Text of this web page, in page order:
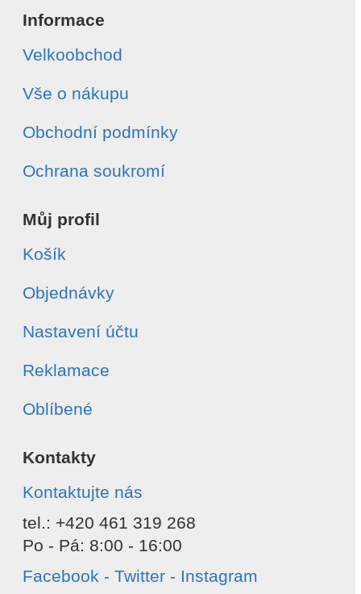
Informace
Velkoobchod
Vše o nákupu
Obchodní podmínky
Ochrana soukromí
Můj profil
Košík
Objednávky
Nastavení účtu
Reklamace
Oblíbené
Kontakty
Kontaktujte nás
tel.: +420 461 319 268
Po - Pá: 8:00 - 16:00
Facebook - Twitter - Instagram